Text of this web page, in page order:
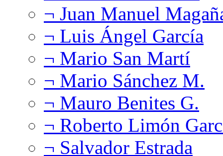
¬ Juan Manuel
¬ Luis Ángel García
¬ Mario San Martí
¬ Mario Sánchez M.
¬ Mauro Benites G.
¬ Roberto Limón
¬ Salvador Estrada